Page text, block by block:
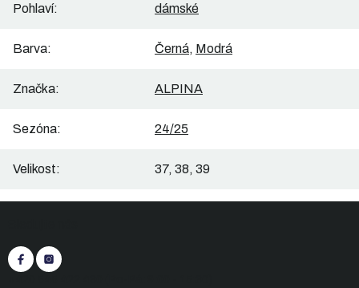
Pohlaví: dámské
Barva: Černá, Modrá
Značka: ALPINA
Sezóna: 24/25
Velikost: 37, 38, 39
a